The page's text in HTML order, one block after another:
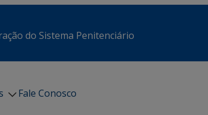
do Sistema Penitenciário
Fale Conosco